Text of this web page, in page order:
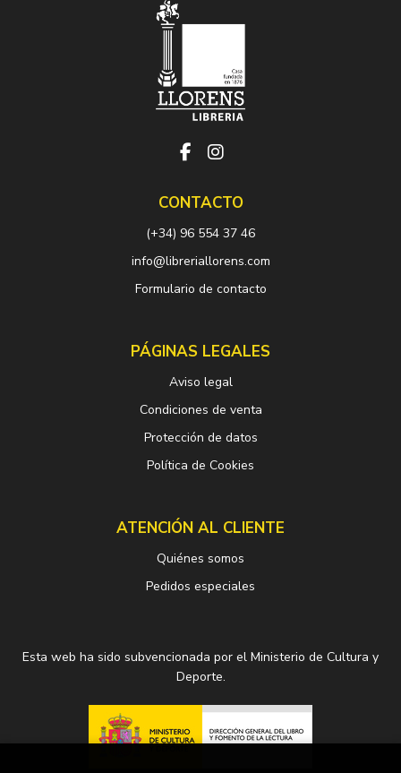
CONTACTO
(+34) 96 554 37 46
info@libreriallorens.com
Formulario de contacto
PÁGINAS LEGALES
Aviso legal
Condiciones de venta
Protección de datos
Política de Cookies
ATENCIÓN AL CLIENTE
Quiénes somos
Pedidos especiales
Esta web ha sido subvencionada por el Ministerio de Cultura y
Deporte.